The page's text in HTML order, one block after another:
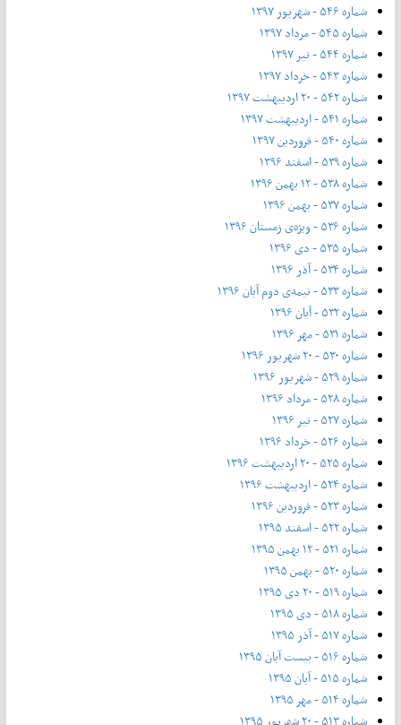
شماره ۵۴۶ - شهریور ۱۳۹۷
شماره ۵۴۵ - مرداد ۱۳۹۷
شماره ۵۴۴ - تیر ۱۳۹۷
شماره ۵۴۳ - خرداد ۱۳۹۷
شماره ۵۴۲ - ۲۰ اردیبهشت ۱۳۹۷
شماره ۵۴۱ - اردیبهشت ۱۳۹۷
شماره ۵۴۰ - فروردین ۱۳۹۷
شماره ۵۳۹ - اسفند ۱۳۹۶
شماره ۵۳۸ - ۱۲ بهمن ۱۳۹۶
شماره ۵۳۷ - بهمن ۱۳۹۶
شماره ۵۳۶ - ویژه‌ی زمستان ۱۳۹۶
شماره ۵۳۵ - دی ۱۳۹۶
شماره ۵۳۴ - آذر ۱۳۹۶
شماره ۵۳۳ - نیمه‌ی دوم آبان ۱۳۹۶
شماره ۵۳۲ - آبان ۱۳۹۶
شماره ۵۳۱ - مهر ۱۳۹۶
شماره ۵۳۰ - ۲۰ شهریور ۱۳۹۶
شماره ۵۲۹ - شهریور ۱۳۹۶
شماره ۵۲۸ - مرداد ۱۳۹۶
شماره ۵۲۷ - تیر ۱۳۹۶
شماره ۵۲۶ - خرداد ۱۳۹۶
شماره ۵۲۵ - ۲۰ اردیبهشت ۱۳۹۶
شماره ۵۲۴ - اردیبهشت ۱۳۹۶
شماره ۵۲۳ - فروردین ۱۳۹۶
شماره ۵۲۲ - اسفند ۱۳۹۵
شماره ۵۲۱ - ۱۲ بهمن ۱۳۹۵
شماره ۵۲۰ - بهمن ۱۳۹۵
شماره ۵۱۹ - ۲۰ دی ۱۳۹۵
شماره ۵۱۸ - دی ۱۳۹۵
شماره ۵۱۷ - آذر ۱۳۹۵
شماره ۵۱۶ - بیست آبان ۱۳۹۵
شماره ۵۱۵ - آبان ۱۳۹۵
شماره ۵۱۴ - مهر ۱۳۹۵